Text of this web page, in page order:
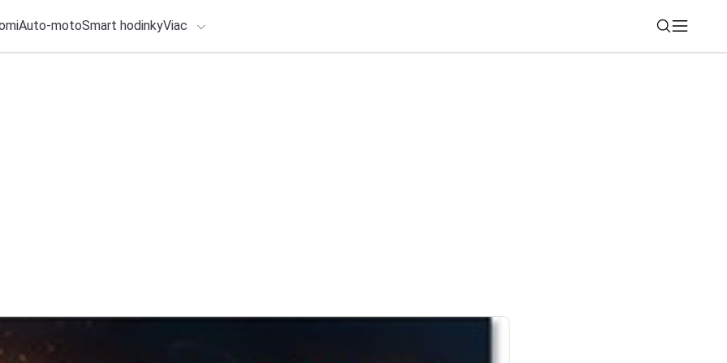
Auto-motoSmart hodinkyViac